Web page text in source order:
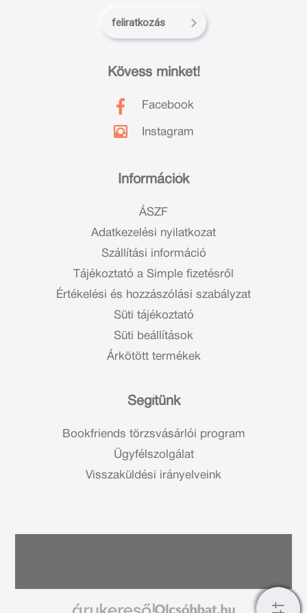
Információk
ÁSZF
Adatkezelési nyilatkozat
Szállítási információ
Tájékoztató a Simple fizetésről
Értékelési és hozzászólási szabályzat
Süti tájékoztató
Süti beállítások
Árkötött termékek
Segítünk
Bookfriends törzsvásárlói program
Ügyfélszolgálat
Visszaküldési irányelveink
Kövess minket!
Facebook
Instagram
feliratkozás